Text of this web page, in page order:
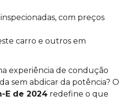
com preços
carro e outros em
experiência de condução
sem abdicar da potência? O
E de 2024 redefine o que